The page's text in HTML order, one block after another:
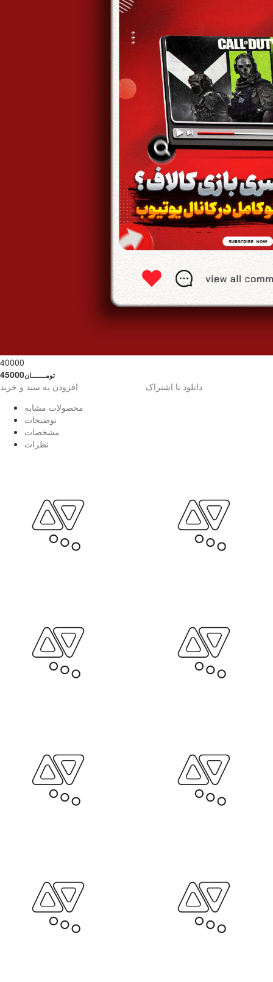
40000
45000تومــــــــان
افزودن به سبد و خرید
دانلود با اشتراک
محصولات مشابه
توضیحات
مشخصات
نظرات